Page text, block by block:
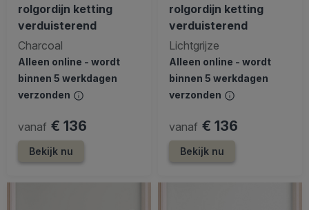
rolgordijn ketting
verduisterend
Charcoal
Alleen online - wordt
binnen 5 werkdagen
verzonden
vanaf € 136
Bekijk nu
rolgordijn ketting
verduisterend
Lichtgrijze
Alleen online - wordt
binnen 5 werkdagen
verzonden
vanaf € 136
Bekijk nu